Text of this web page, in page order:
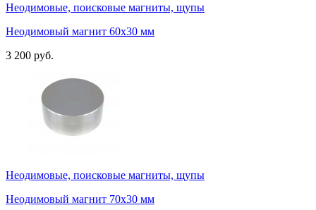
Неодимовые, поисковые магниты, щупы
Неодимовый магнит 60х30 мм
3 200 руб.
Неодимовые, поисковые магниты, щупы
Неодимовый магнит 70х30 мм